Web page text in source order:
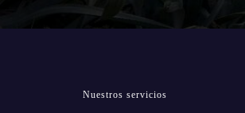
Nuestros servicios